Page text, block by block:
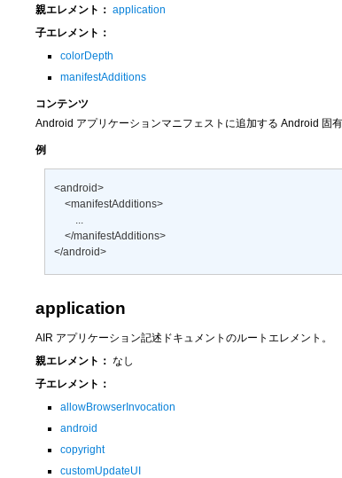
親エレメント： application
子エレメント：
colorDepth
manifestAdditions
コンテンツ
Android アプリケーションマニフェストに追加する Android 固
例
<android>
    <manifestAdditions>
        ...
    </manifestAdditions>
</android>
application
AIR アプリケーション記述ドキュメントのルートエレメント。
親エレメント： なし
子エレメント：
allowBrowserInvocation
android
copyright
customUpdateUI